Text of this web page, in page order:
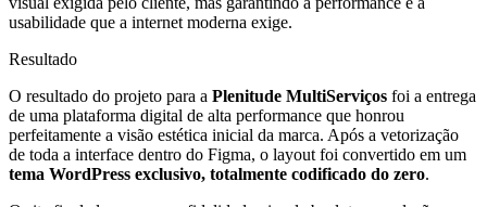
usabilidade que a internet moderna exige.
Resultado
O resultado do projeto para a Plenitude MultiServiços foi a entrega
de uma plataforma digital de alta performance que honrou
perfeitamente a visão estética inicial da marca. Após a vetorização
de toda a interface dentro do Figma, o layout foi convertido em um
tema WordPress exclusivo, totalmente codificado do zero.